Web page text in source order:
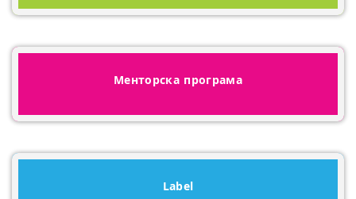
Менторска програма
Label